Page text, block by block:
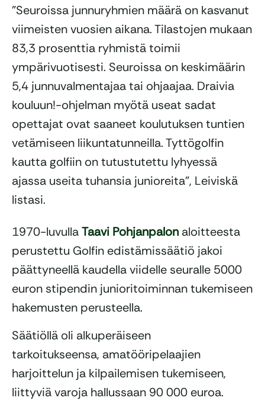
”Seuroissa junnuryhmien määrä on kasvanut
viimeisten vuosien aikana. Tilastojen mukaan
83,3 prosenttia ryhmistä toimii
ympärivuotisesti. Seuroissa on keskimäärin
5,4 junnuvalmentajaa tai ohjaajaa. Draivia
kouluun!-ohjelman myötä useat sadat
opettajat ovat saaneet koulutuksen tuntien
vetämiseen liikuntatunneilla. Tyttögolfin
kautta golfiin on tutustutettu lyhyessä
ajassa useita tuhansia junioreita”, Leiviskä
listasi.
1970-luvullaTaavi Pohjanpalonaloitteesta
perustettu Golfin edistämissäätiö jakoi
päättyneellä kaudella viidelle seuralle 5000
euron stipendin junioritoiminnan tukemiseen
hakemusten perusteella.
Säätiöllä oli alkuperäiseen
tarkoitukseensa, amatööripelaajien
harjoittelun ja kilpailemisen tukemiseen,
liittyviä varoja hallussaan 90 000 euroa.